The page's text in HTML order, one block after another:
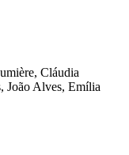
Cláudia
João Alves, Emília